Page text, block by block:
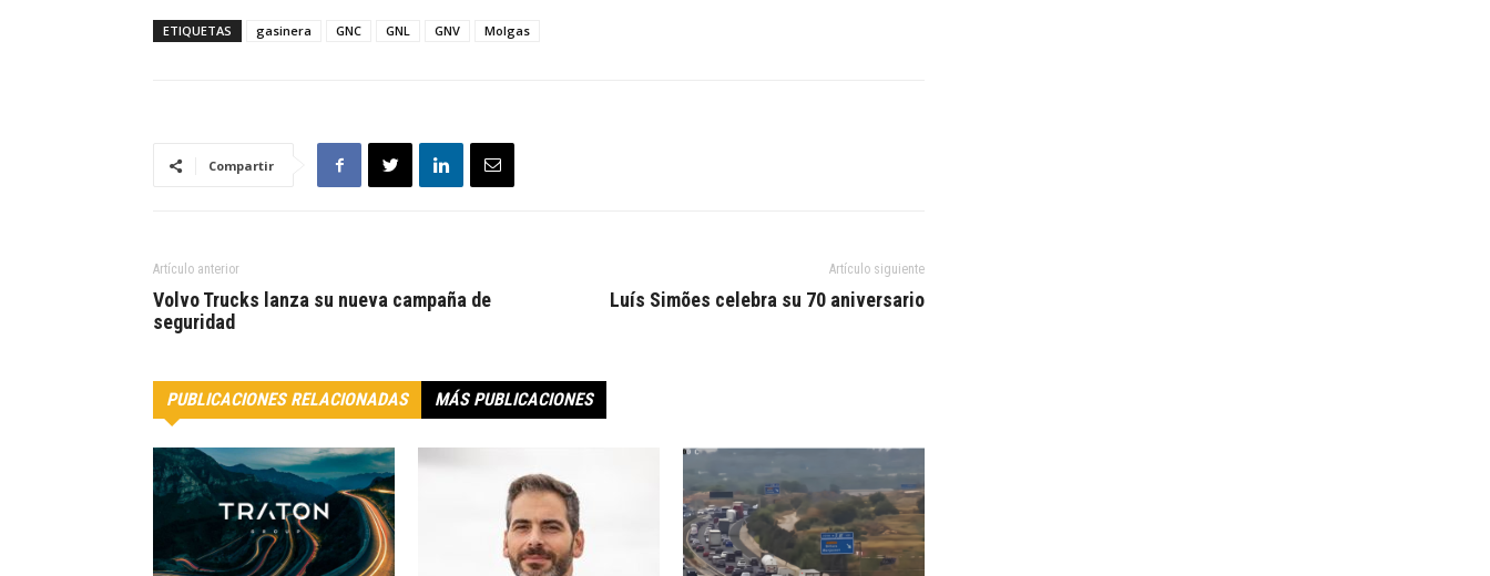
ETIQUETAS gasinera GNC GNL GNV Molgas
Compartir
Artículo anterior
Volvo Trucks lanza su nueva campaña de
seguridad
Artículo siguiente
Luís Simões celebra su 70 aniversario
PUBLICACIONES RELACIONADAS MÁS PUBLICACIONES